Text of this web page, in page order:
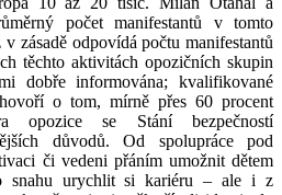
počet manifestantů v tomto
zásadě odpovídá počtu manifestantů
těchto aktivitách opozičních skupin
dobře informována; kvalifikované
o tom, mírně přes 60 procent
opozice se Stání bezpečností
důvodů. Od spolupráce pod
či vedeni přáním umožnit dětem
snahu urychlit si kariéru – ale i z